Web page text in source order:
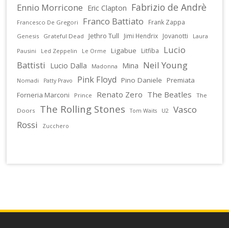
Ennio Morricone Eric Clapton Fabrizio de Andrè
Francesco De Gregori Franco Battiato Frank Zappa
Genesis Grateful Dead Jethro Tull Jimi Hendrix Jovanotti
Laura
Pausini
Led Zeppelin Le Orme Ligabue Litfiba
Lucio
Battisti
Lucio Dalla Madonna Mina Neil Young
Nomadi Patty Pravo Pink Floyd Pino Daniele
Premiata
Forneria Marconi
Prince Renato Zero The Beatles
The
Doors
The Rolling Stones Tom Waits U2
Vasco
Rossi
Zucchero